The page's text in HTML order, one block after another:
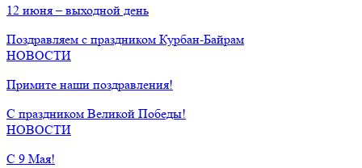
12 июня – выходной день
Поздравляем с праздником Курбан-Байрам
НОВОСТИ
Примите наши поздравления!
С праздником Великой Победы!
НОВОСТИ
С 9 Мая!